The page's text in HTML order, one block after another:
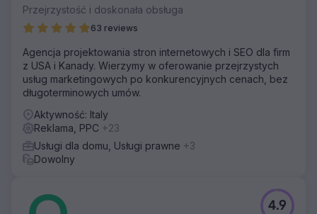
Przejrzystość i doskonała obsługa
63 reviews
Agencja projektowania stron internetowych i SEO dla firm
z USA i Kanady. Wierzymy w oferowanie przejrzystych
usług marketingowych po konkurencyjnych cenach, bez
długoterminowych umów.
Aktywność: Italy
Reklama, PPC +23
Usługi dla domu, Usługi prawne +3
Dowolny
4.9